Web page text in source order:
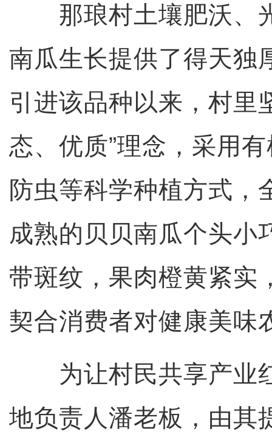
那琅村土壤肥沃、
南瓜生长提供了得天独
引进该品种以来，村里
态、优质”理念，采用
防虫等科学种植方式，
成熟的贝贝南瓜个头小
带斑纹，果肉橙黄紧实
契合消费者对健康美味
为让村民共享产业
地负责人潘老板，由其